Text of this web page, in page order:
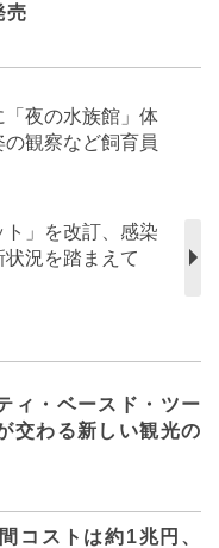
売
夜の水族館」体
観察など飼育員
」を改訂、感染
況を踏まえて
ィ・ベースド・ツー
交わる新しい観光の
コストは約1兆円、